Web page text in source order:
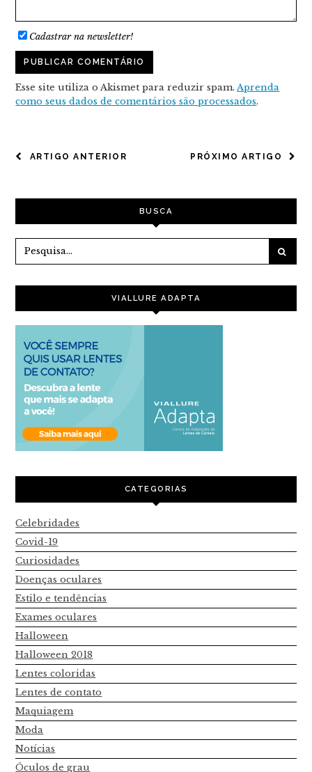
Cadastrar na newsletter!
Esse site utiliza o Akismet para reduzir spam.Aprenda
como seus dados de comentários são processados.
NAVEGAÇÃO
POST
PRÓXIMO ARTIGO
ARTIGO ANTERIOR
BUSCA
VIALLURE ADAPTA
CATEGORIAS
Celebridades
Covid-19
Curiosidades
Doenças oculares
Estilo e tendências
Exames oculares
Halloween
Halloween 2018
Lentes coloridas
Lentes de contato
Maquiagem
Moda
Notícias
Óculos de grau